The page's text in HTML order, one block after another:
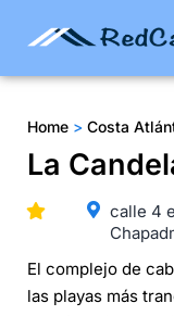
Home > Costa
La
calle 4
El complejo de
las playas más